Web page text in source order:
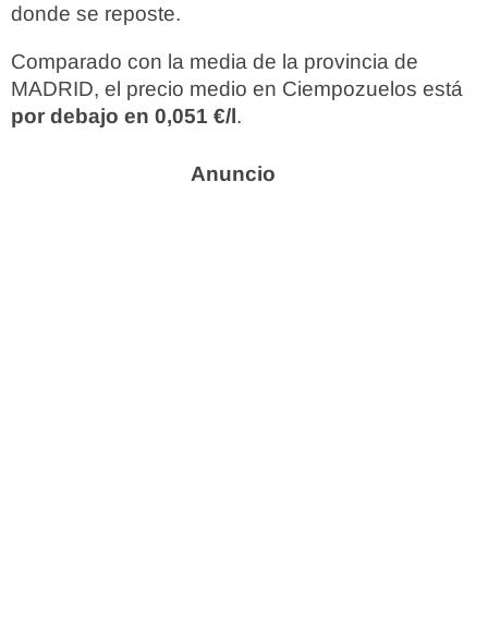
donde se reposte.
Comparado con la media de la provincia de
MADRID, el precio medio en Ciempozuelos está
por debajo en 0,051 €/l.